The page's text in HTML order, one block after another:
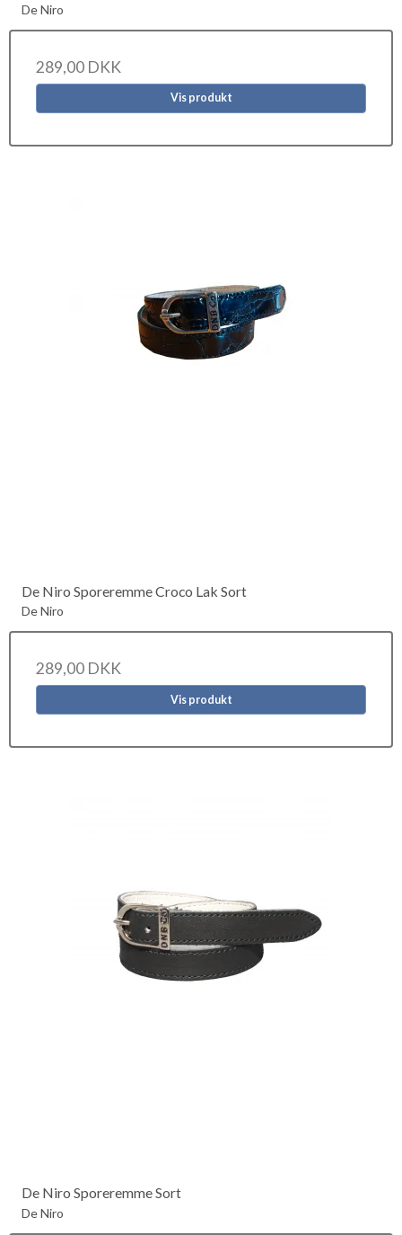
De Niro
289,00 DKK
Vis produkt
De Niro Sporeremme Croco Lak Sort
De Niro
289,00 DKK
Vis produkt
De Niro Sporeremme Sort
De Niro